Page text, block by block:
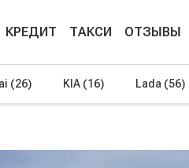
КРЕДИТ ТАКСИ ОТЗЫВЫ
(26) KIA (16) Lada (56)